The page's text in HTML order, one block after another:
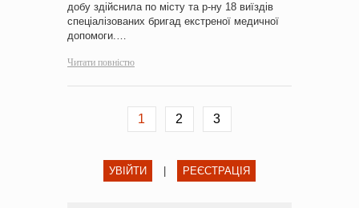
добу здійснила по місту та р-ну 18 виїздів
спеціалізованих бригад екстреної медичної
допомоги.…
Читати повністю
1 2 3
УВІЙТИ РЕЄСТРАЦІЯ